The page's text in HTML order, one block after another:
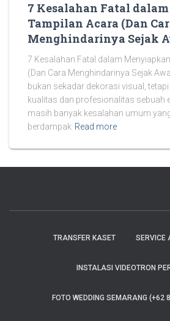
7 Kesalahan Fatal
Tampilan Acara (Dan
Menghindarinya Sejak
7 Kesalahan Fatal dalam
(Dan Cara Menghindarinya Sejak
bukan sekadar dekorasi visual,
kualitas dan profesionalitas sebuah
masih banyak kesalahan umum
berdampak Read more
TRANSFER KASET SERVICE
INSTALASI VIDEOTRON
FOTO WEDDING SEMARANG